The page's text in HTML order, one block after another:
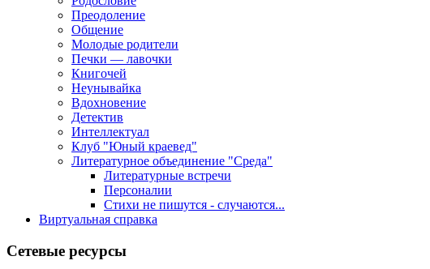
Преодоление
Общение
Молодые родители
Печки — лавочки
Книгочей
Неунывайка
Вдохновение
Детектив
Интеллектуал
Клуб "Юный краевед"
Литературное объединение "Среда"
Литературные встречи
Персоналии
Стихи не пишутся - случаются...
Виртуальная справка
Сетевые ресурсы